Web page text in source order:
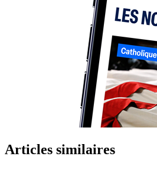
Articles similaires